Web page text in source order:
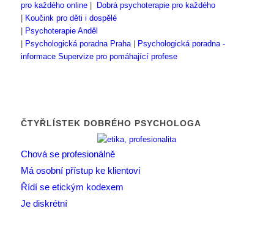
pro každého online|
Dobrá psychoterapie pro každého
Koučink pro děti i dospělé
Psychoterapie Anděl
Psychologická poradna Praha|
Psychologická poradna -
informace Supervize pro pomáhající profese
ČTYŘLÍSTEK DOBRÉHO PSYCHOLOGA
Chová se profesionálně
Má osobní přístup ke klientovi
Řídí se etickým kodexem
Je diskrétní